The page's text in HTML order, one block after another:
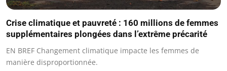
Crise climatique et pauvreté : 160 millions de femmes
supplémentaires plongées dans l’extrême précarité
EN BREF Changement climatique impacte les femmes de
manière disproportionnée.